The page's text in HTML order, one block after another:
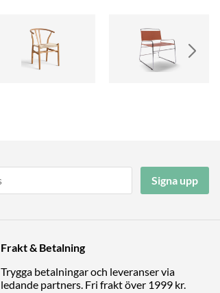
Signa upp
Frakt & Betalning
Trygga betalningar och leveranser via
ledande partners. Fri frakt över 1999 kr.